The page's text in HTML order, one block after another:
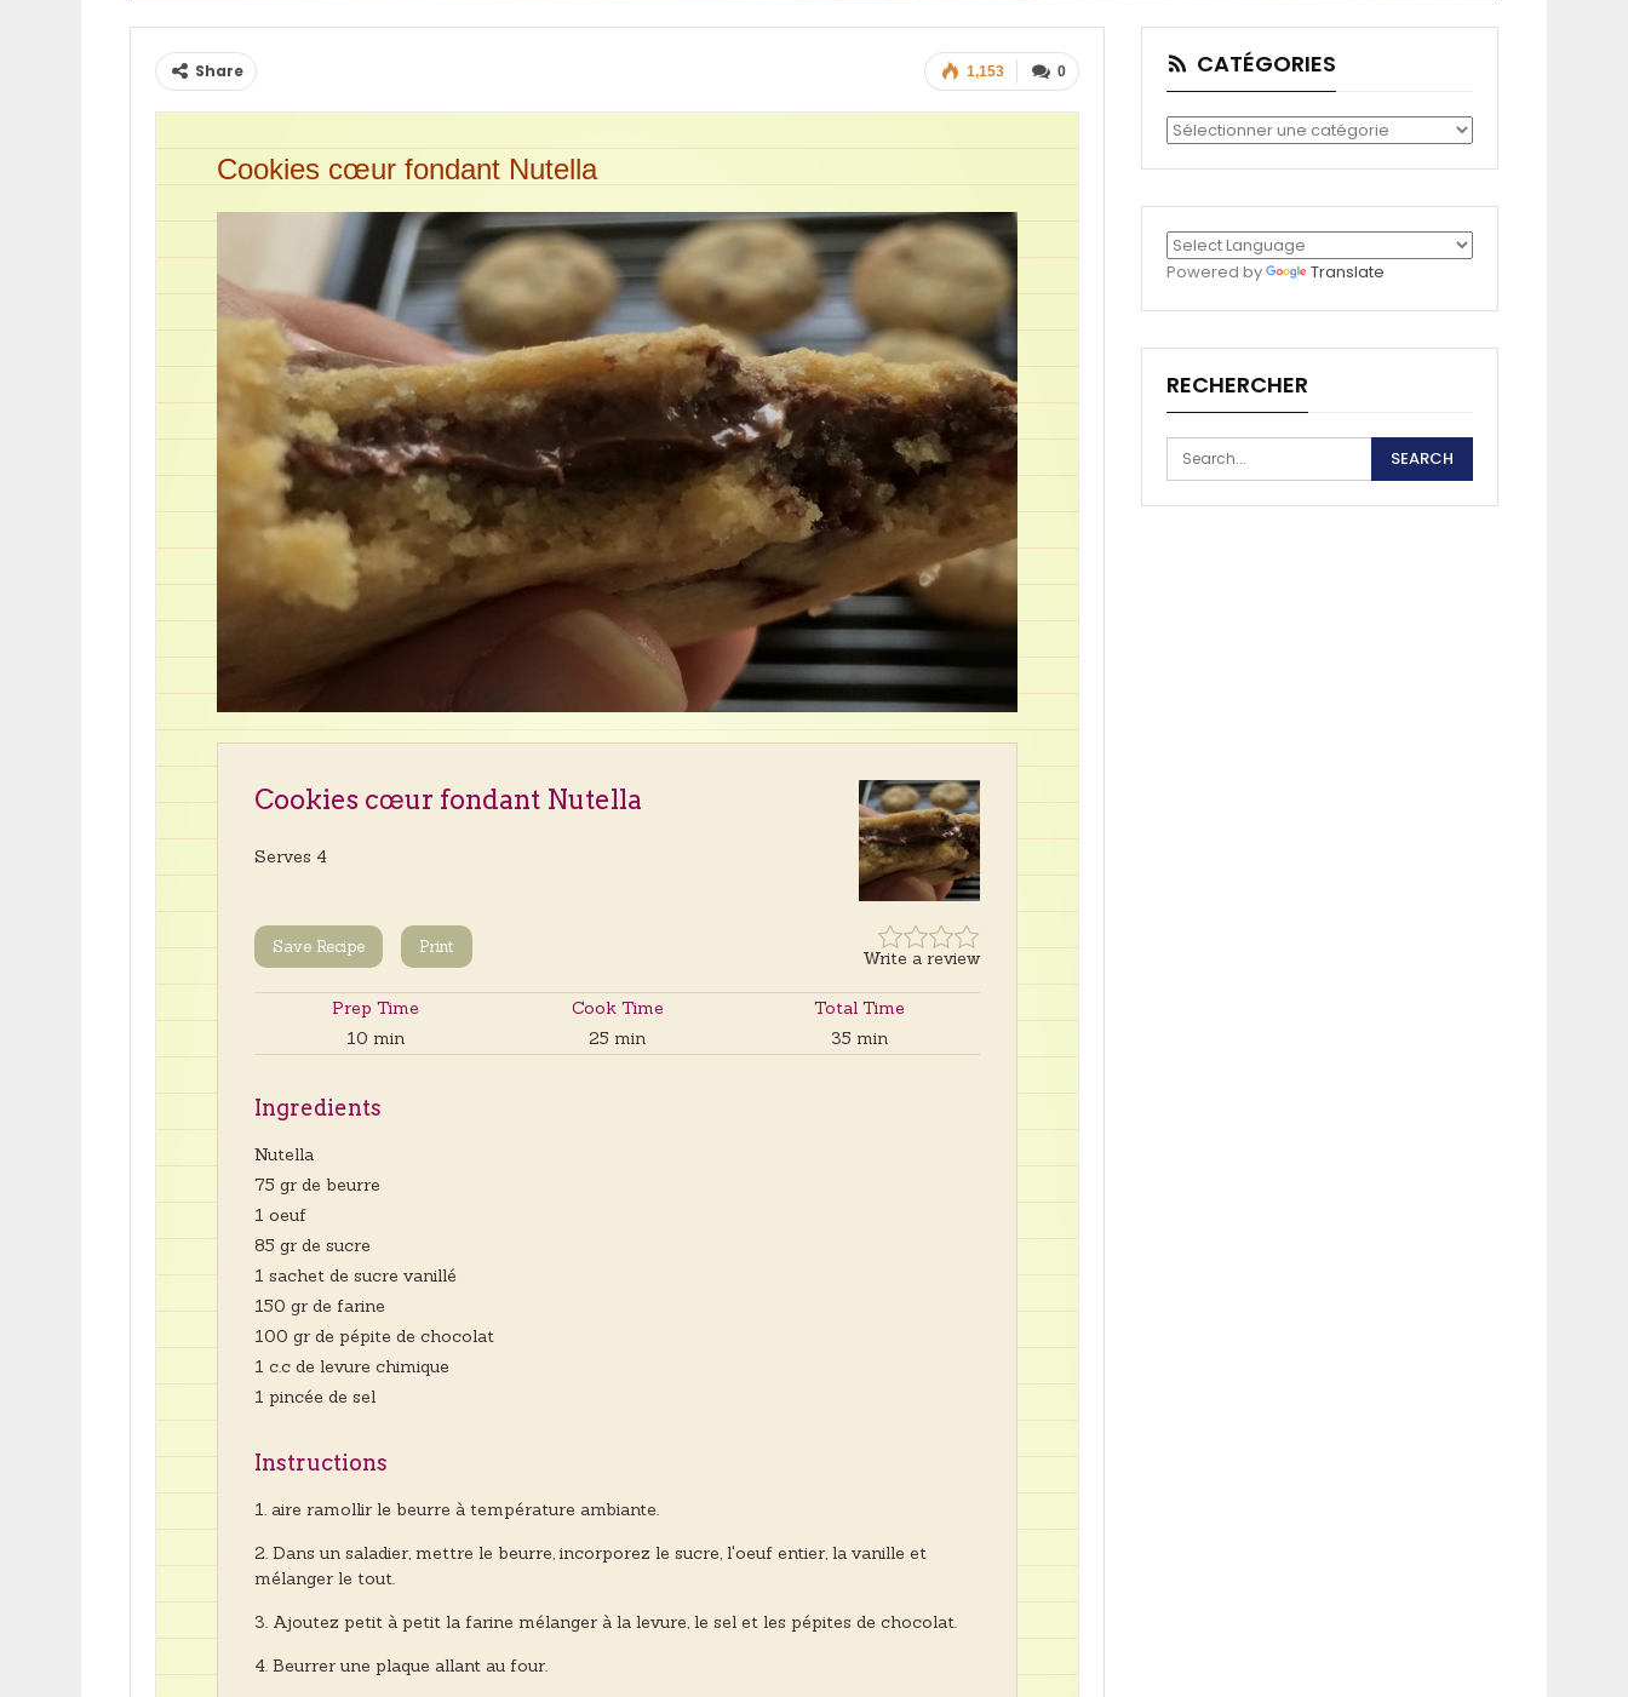
0
1,153
Share
Cookies cœur fondant Nutella
Cookies cœur fondant Nutella
Serves 4
Write a review
Save Recipe Print
Prep Time
10 min
Cook Time
25 min
Total Time
35 min
Ingredients
Nutella
75 gr de beurre
1 oeuf
85 gr de sucre
1 sachet de sucre vanillé
150 gr de farine
100 gr de pépite de chocolat
1 c.c de levure chimique
1 pincée de sel
Instructions
aire ramollir le beurre à température ambiante.
Dans un saladier, mettre le beurre, incorporez le sucre, l'oeuf entier, la vanille et
mélanger le tout.
Ajoutez petit à petit la farine mélanger à la levure, le sel et les pépites de chocolat.
Beurrer une plaque allant au four.
CATÉGORIES
Catégories
Powered by Translate
RECHERCHER